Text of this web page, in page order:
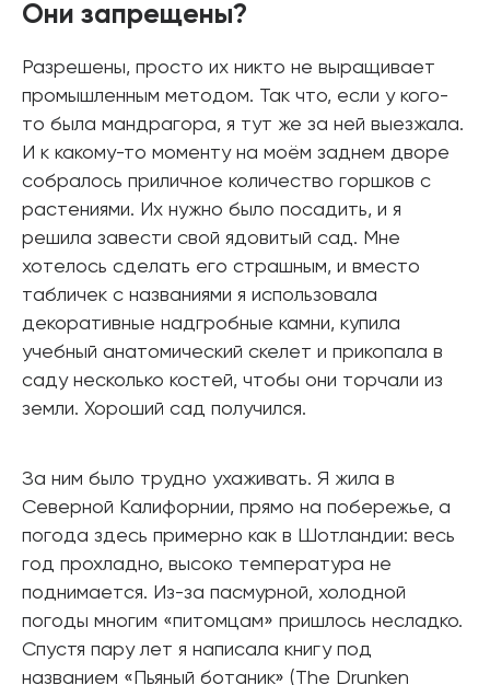
Они запрещены?
Разрешены, просто их никто не выращивает
промышленным методом. Так что, если у кого-
то была мандрагора, я тут же за ней выезжала.
И к какому-то моменту на моём заднем дворе
собралось приличное количество горшков с
растениями. Их нужно было посадить, и я
решила завести свой ядовитый сад. Мне
хотелось сделать его страшным, и вместо
табличек с названиями я использовала
декоративные надгробные камни, купила
учебный анатомический скелет и прикопала в
саду несколько костей, чтобы они торчали из
земли. Хороший сад получился.
За ним было трудно ухаживать. Я жила в
Северной Калифорнии, прямо на побережье, а
погода здесь примерно как в Шотландии: весь
год прохладно, высоко температура не
поднимается. Из-за пасмурной, холодной
погоды многим «питомцам» пришлось несладко.
Спустя пару лет я написала книгу под
названием «Пьяный ботаник» (The Drunken